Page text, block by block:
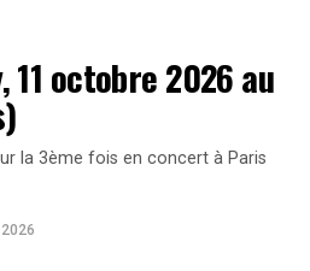
:
David Lefèvre(Pascal Obispo,
Hadjadj
hommage : c’est l’occasion de
les chansons et l’héritage que
11 octobre 2026 au
la 3ème fois en concert à Paris